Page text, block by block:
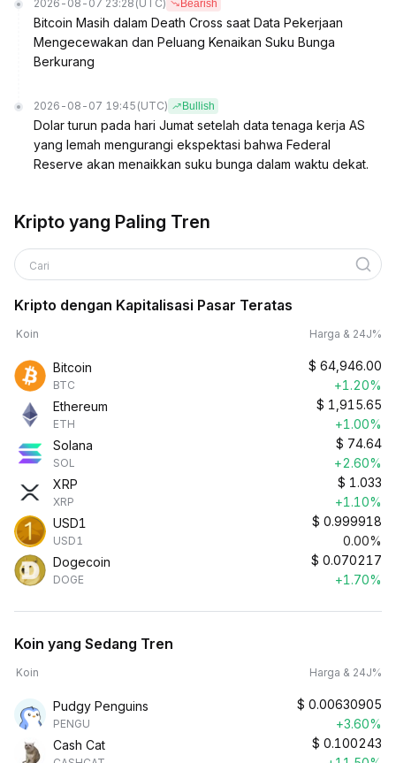
2026-08-07 23:28 (UTC) Bearish
Bitcoin Masih dalam Death Cross saat Data Pekerjaan
Mengecewakan dan Peluang Kenaikan Suku Bunga
Berkurang
2026-08-07 19:45 (UTC) Bullish
Dolar turun pada hari Jumat setelah data tenaga kerja AS
yang lemah mengurangi ekspektasi bahwa Federal
Reserve akan menaikkan suku bunga dalam waktu dekat.
Kripto yang Paling Tren
Cari
Kripto dengan Kapitalisasi Pasar Teratas
Koin Harga & 24J%
Bitcoin
BTC
$ 64,946.00
+1.20%
Ethereum
ETH
$ 1,915.65
+1.00%
Solana
SOL
$ 74.64
+2.60%
XRP
XRP
$ 1.033
+1.10%
USD1
USD1
$ 0.999918
0.00%
Dogecoin
DOGE
$ 0.070217
+1.70%
Koin yang Sedang Tren
Koin Harga & 24J%
Pudgy Penguins
PENGU
$ 0.00630905
+3.60%
Cash Cat
$ 0.100243